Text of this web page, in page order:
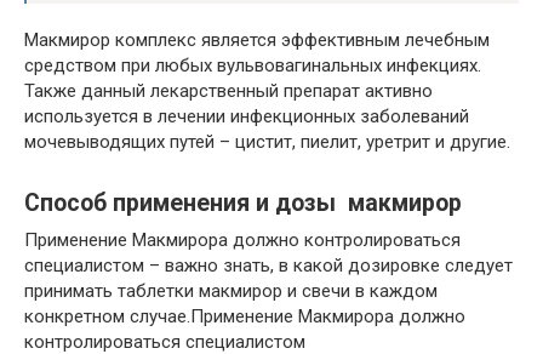
Макмирор комплекс является эффективным лечебным
средством при любых вульвовагинальных инфекциях.
Также данный лекарственный препарат активно
используется в лечении инфекционных заболеваний
мочевыводящих путей – цистит, пиелит, уретрит и другие.
Способ применения и дозы макмирор
Применение Макмирора должно контролироваться
специалистом – важно знать, в какой дозировке следует
принимать таблетки макмирор и свечи в каждом
конкретном случае.Применение Макмирора должно
контролироваться специалистом